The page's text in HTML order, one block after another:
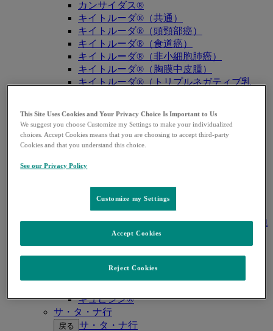
カンサイダス®
キイトルーダ®（共通）
キイトルーダ®（頭頸部癌）
キイトルーダ®（食道癌）
キイトルーダ®（非小細胞肺癌）
キイトルーダ®（胸膜中皮腫）
キイトルーダ®（トリプルネガティブ乳
キイトルーダ®（胆道癌）
キイトルーダ®（腎細胞癌）
キイトルーダ®（尿路上皮癌）
キイトルーダ®（子宮頸癌）
キイトルーダ®（古典的ホジキンリンパ
腫）
キイトルーダ®（原発性縦隔大細胞型B細胞
リンパ腫（PMBCL））
キイトルーダ®（MSI-High固形癌）
キイトルーダ®（TMB-High固形癌）
キュビシン®
サ・タ・ナ行
戻る サ・タ・ナ行
This Site Uses Cookies and Your Privacy Choice Is Important to Us
We suggest you choose Customize my Settings to make your individualized
choices. Accept Cookies means that you are choosing to accept third-party
Cookies and that you understand this choice.
See our Privacy Policy
Customize my Settings
Reject Cookies
Accept Cookies